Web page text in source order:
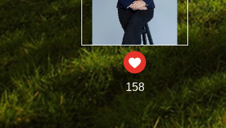
158